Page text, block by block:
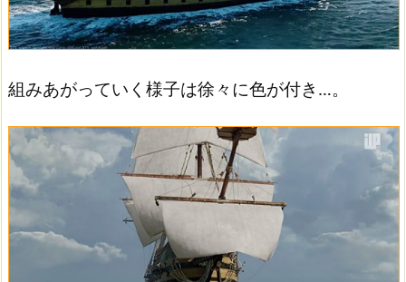
組みあがっていく様子は徐々に色が付き…。